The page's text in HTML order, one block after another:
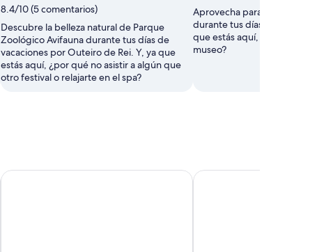
8.4/10 (5 comentarios)
Descubre la belleza natural de Parque
Zoológico Avifauna durante tus días de
vacaciones por Outeiro de Rei. Y, ya que
estás aquí, ¿por qué no asistir a algún que
otro festival o relajarte en el spa?
Aprovecha para visitar
durante tus días por
que estás aquí, ¿por qué
museo?
Eurostars Gran Hotel Lugo U-Hotel Dario Lugo